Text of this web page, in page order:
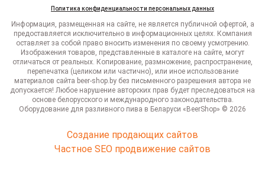
Политика конфиденциальности персональных данных
Информация, размещенная на сайте, не является публичной офертой, а
предоставляется исключительно в информационных целях. Компания
оставляет за собой право вносить изменения по своему усмотрению.
Изображения товаров, представленные в каталоге на сайте, могут
отличаться от реальных. Копирование, размножение, распространение,
перепечатка (целиком или частично), или иное использование
материалов сайта beer-shop.by без письменного разрешения автора не
допускается! Любое нарушение авторских прав будет преследоваться на
основе белорусского и международного законодательства.
Оборудование для разливного пива в Беларуси «BeerShop» © 2026
Создание продающих сайтов
Частное SEO продвижение сайтов